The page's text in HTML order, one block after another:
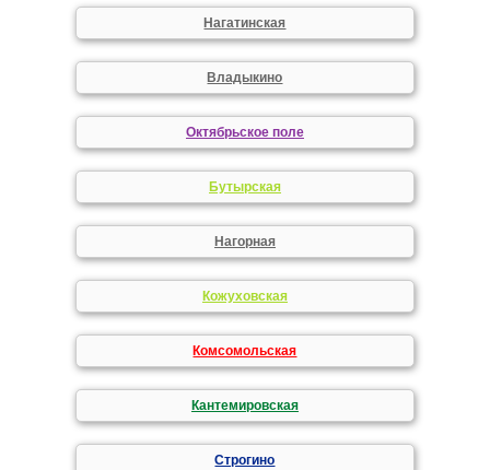
Нагатинская
Владыкино
Октябрьское поле
Бутырская
Нагорная
Кожуховская
Комсомольская
Кантемировская
Строгино